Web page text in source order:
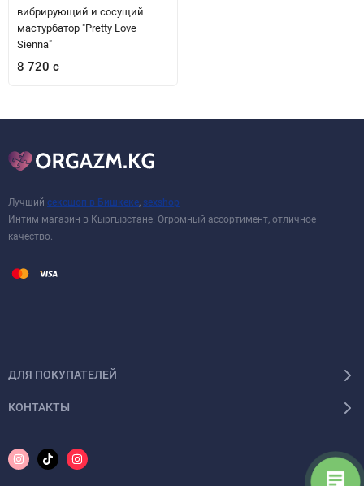
вибрирующий и сосущий
мастурбатор "Pretty Love
Sienna"
8 720 с
Лучший сексшоп в Бишкеке, sexshop
Интим магазин в Кыргызстане. Огромный ассортимент, отличное
качество.
ДЛЯ ПОКУПАТЕЛЕЙ
КОНТАКТЫ